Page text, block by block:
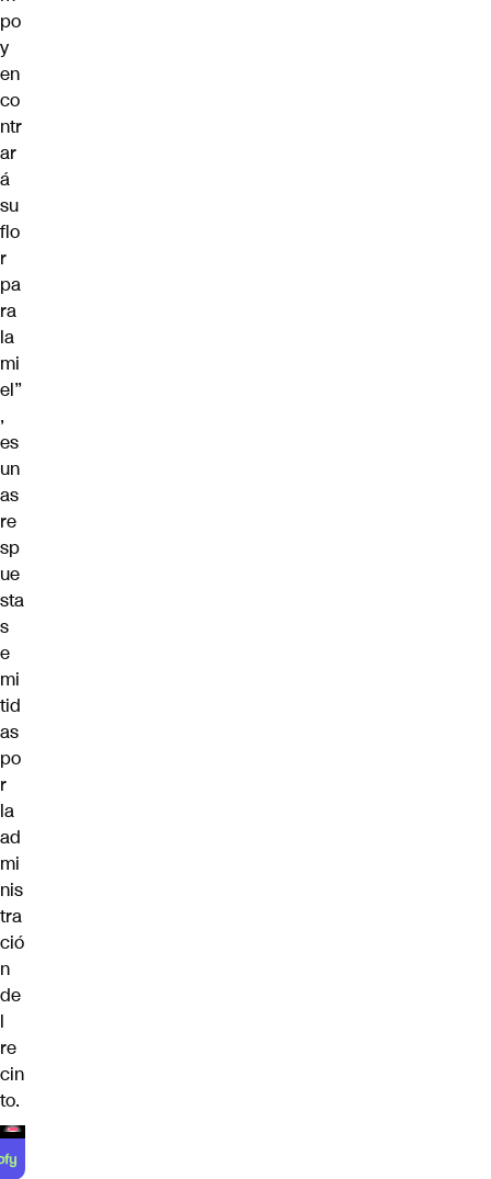
po
y
en
co
ntr
ar
á
su
flo
r
pa
ra
la
mi
el”
,
es
un
as
re
sp
ue
sta
s
e
mi
tid
as
po
r
la
ad
mi
nis
tra
ció
n
de
l
re
cin
to.